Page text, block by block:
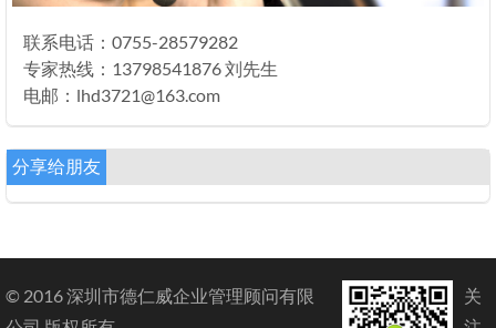
联系电话：0755-28579282
专家热线：13798541876 刘先生
电邮：lhd3721@163.com
分享给朋友
© 2016 深圳市德仁威企业管理顾问有限
关